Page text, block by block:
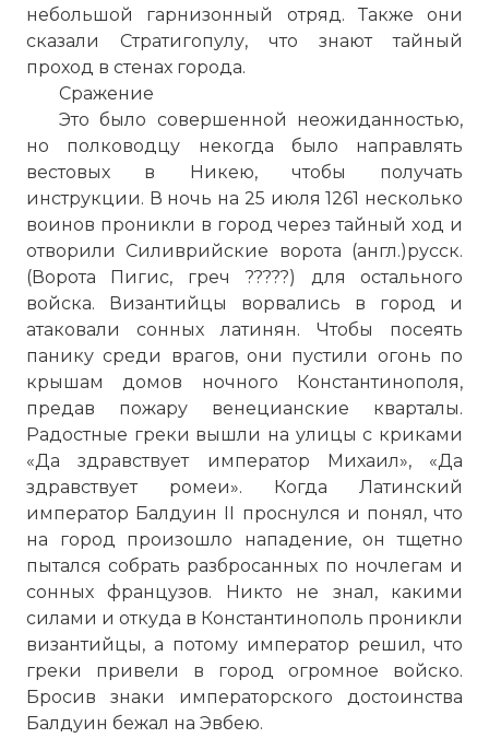
небольшой гарнизонный отряд. Также они
сказали Стратигопулу, что знают тайный
проход в стенах города.
Сражение
Это было совершенной неожиданностью,
но полководцу некогда было направлять
вестовых в Никею, чтобы получать
инструкции. В ночь на 25 июля 1261 несколько
воинов проникли в город через тайный ход и
отворили Силиврийские ворота (англ.)русск.
(Ворота Пигис, греч ?????) для остального
войска. Византийцы ворвались в город и
атаковали сонных латинян. Чтобы посеять
панику среди врагов, они пустили огонь по
крышам домов ночного Константинополя,
предав пожару венецианские кварталы.
Радостные греки вышли на улицы с криками
«Да здравствует император Михаил», «Да
здравствует ромеи». Когда Латинский
император Балдуин II проснулся и понял, что
на город произошло нападение, он тщетно
пытался собрать разбросанных по ночлегам и
сонных французов. Никто не знал, какими
силами и откуда в Константинополь проникли
византийцы, а потому император решил, что
греки привели в город огромное войско.
Бросив знаки императорского достоинства
Балдуин бежал на Эвбею.